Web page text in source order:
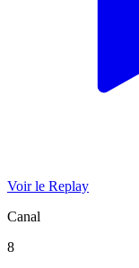
Voir le Replay
Canal
8